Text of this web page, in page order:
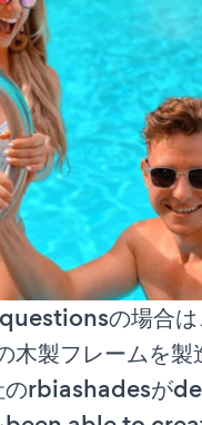
の場合
製フレームを製
のrbiashadesが